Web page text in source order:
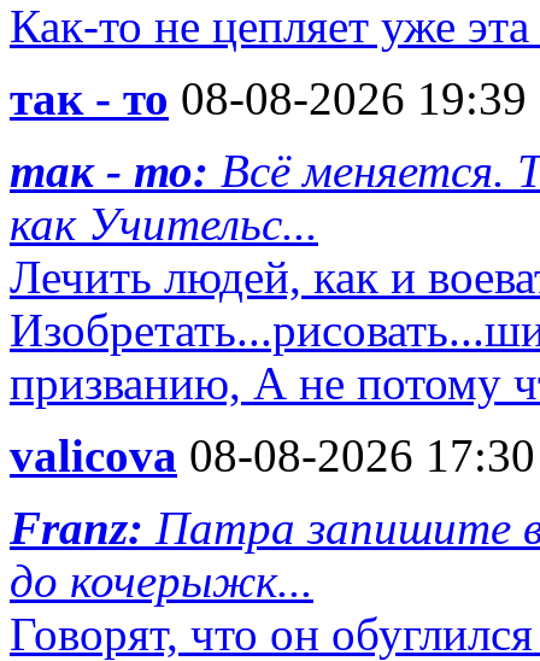
Как-то не цепляет уже
так - то 08-08-2026 19:39
так - то: Всё меняется.
как Учительс...
Лечить людей, как и
призванию, А не потому
valicova 08-08-2026 17:30
Franz: Патра запишите
до кочерыжк...
Говорят, что он